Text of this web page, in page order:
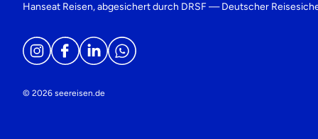
Hanseat Reisen, abgesichert durch DRSF — Deutscher
© 2026 seereisen.de